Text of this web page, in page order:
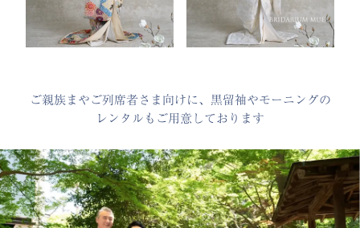
ご親族まやご列席者さま向けに、黒留袖やモーニングの
レンタルもご用意しております